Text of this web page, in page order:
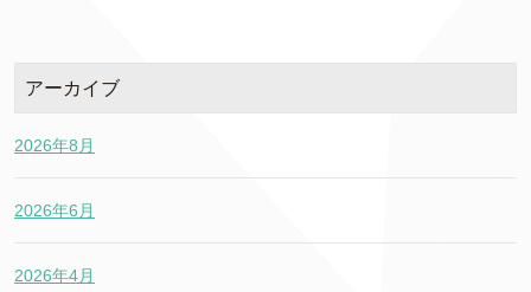
アーカイブ
2026年8月
2026年6月
2026年4月